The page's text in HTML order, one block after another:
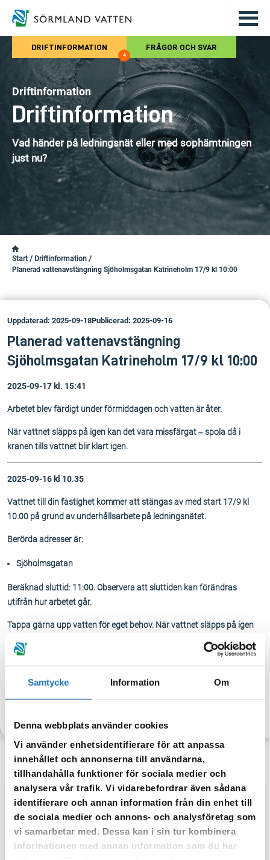
Samtycke Information Om
Denna webbplats använder cookies
Vi använder enhetsidentifierare för att anpassa
innehållet och annonserna till användarna,
tillhandahålla funktioner för sociala medier och
analysera vår trafik. Vi vidarebefordrar även sådana
identifierare och annan information från din enhet till
de sociala medier och annons- och analysföretag som
vi samarbetar med. Dessa kan i sin tur kombinera
informationen med annan information som du har
Hoppa till det huvudsakliga
DRIFTINFORMATION
4
FRÅGOR OCH SVAR
Driftinformation
Driftinformation
Vad händer på ledningsnät eller med sophämtningen
just nu?
Start / Driftinformation /
Planerad vattenavstängning Sjöholmsgatan Katrineholm 17/9 kl 10:00
Uppdaterad: 2025-09-18Publicerad: 2025-09-16
Planerad vattenavstängning
Sjöholmsgatan Katrineholm 17/9 kl 10:00
2025-09-17 kl. 15:41
Arbetet blev färdigt under förmiddagen och vatten är åter.
När vattnet släpps på igen kan det vara missfärgat – spola då i
kranen tills vattnet blir klart igen.
2025-09-16 kl 10.35
Vattnet till din fastighet kommer att stängas av med start 17/9 kl
10.00 på grund av underhållsarbete på ledningsnätet.
Berörda adresser är:
Sjöholmsgatan
Beräknad sluttid: 11:00. Observera att sluttiden kan förändras
utifrån hur arbetet går.
Tappa gärna upp vatten för eget behov. När vattnet släpps på igen
kan det vara missfärgat – spola då i kranen tills vattnet blir klart igen.
Anmäl dig till vår sms-tjänst.
Vår sms-tjänst använder vi enbart för att kunna informera dig
om driftstörningar och andra händelser som kan påverka dig
som fastighetsägare.